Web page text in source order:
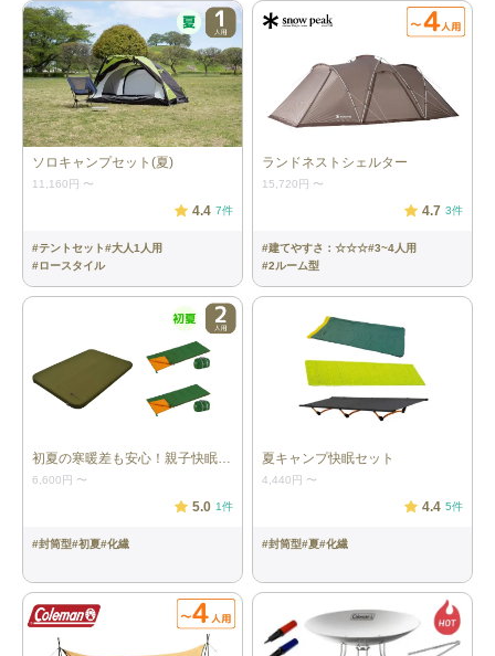
詳細情報
［アメニティドームS／スノーピー
ク］ 内容：テント本体（フライシー
ト、インナーテント）、ペグ、ロー
プ、ハンマー、キャリーバッグ 本体サ
イズ：約W335×D230×H120cm 重量：
約5.0kg 最大対応人数：2人
チェア：２脚
［チェアワン／ヘリノックス］ 本体サ
イズ：52×50×66cm 重量：約960g（1
テーブル：1脚
［アルミコンパクトロールテーブルL／
W120xD70xH70cm (収納時：
W23xD13xH70cm) 重量：約5.9kg 材
質：アルミニウム
ソロキャンプセット(夏)
11,160円 〜
4.4 7件
#テントセット#大人1人用
#ロースタイル
ランドネストシェルター
15,720円 〜
4.7 3件
#建てやすさ：☆☆☆#3~4人用
#2ルーム型
初夏の寒暖差も安心！親子快眠セット
6,600円 〜
5.0 1件
#封筒型#初夏#化繊
夏キャンプ快眠セット
4,440円 〜
4.4 5件
#封筒型#夏#化繊